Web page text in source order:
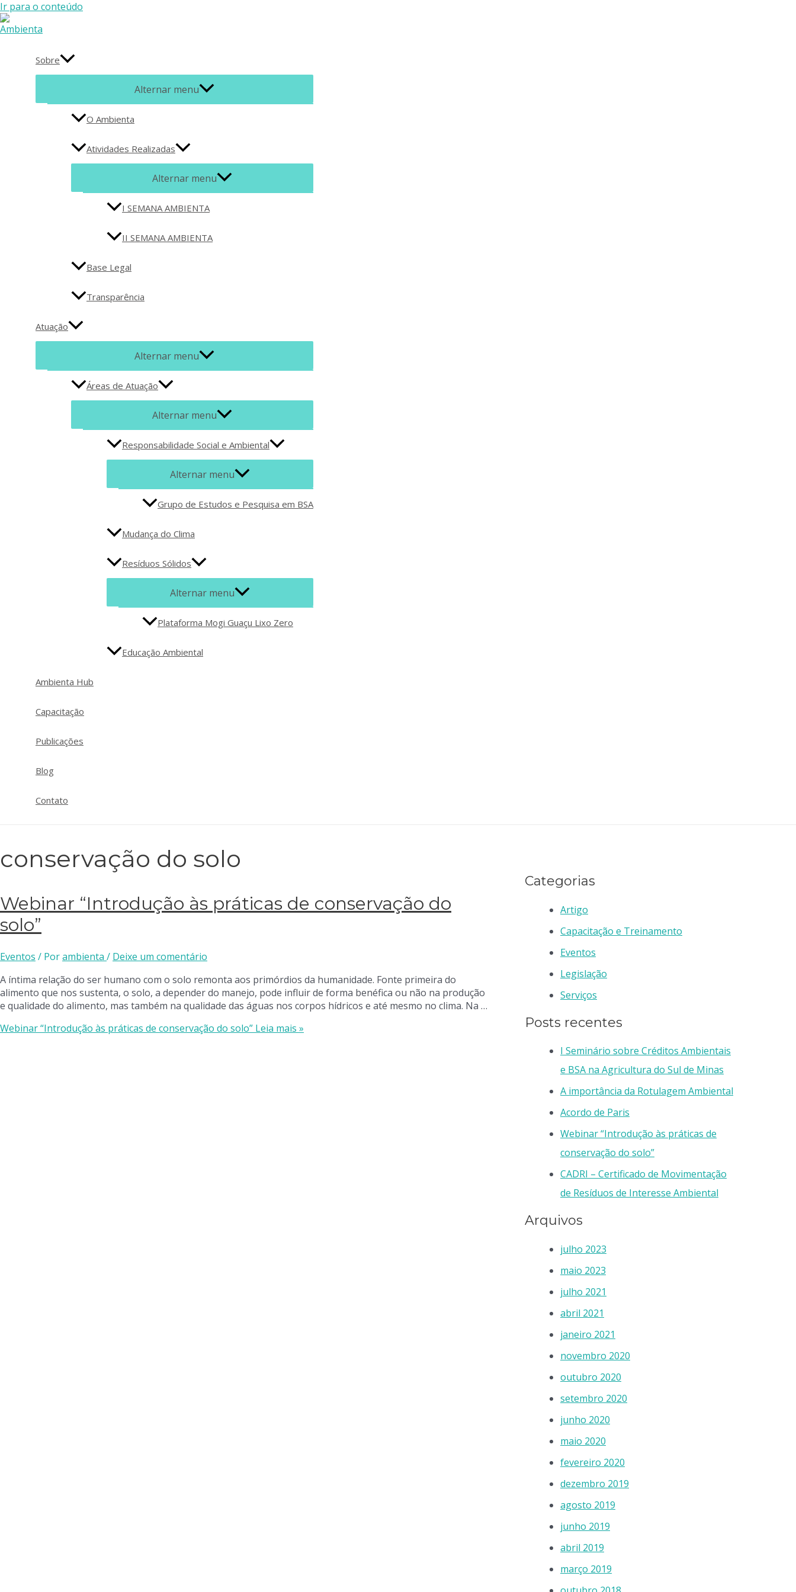
Ir para o conteúdo
Sobre
Alternar menu
O Ambienta
Atividades Realizadas
Alternar menu
I SEMANA AMBIENTA
II SEMANA AMBIENTA
Base Legal
Transparência
Atuação
Alternar menu
Áreas de Atuação
Alternar menu
Responsabilidade Social e Ambiental
Alternar menu
Grupo de Estudos e Pesquisa em BSA
Mudança do Clima
Resíduos Sólidos
Alternar menu
Plataforma Mogi Guaçu Lixo Zero
Educação Ambiental
Ambienta Hub
Capacitação
Publicações
Blog
Contato
conservação do solo
Webinar “Introdução às práticas de conservação do
solo”
Eventos / Porambienta / Deixe um comentário
A íntima relação do ser humano com o solo remonta aos primórdios da humanidade. Fonte primeira do
alimento que nos sustenta, o solo, a depender do manejo, pode influir de forma benéfica ou não na produção
e qualidade do alimento, mas também na qualidade das águas nos corpos hídricos e até mesmo no clima. Na …
Webinar “Introdução às práticas de conservação do solo” Leia mais »
Categorias
Artigo
Capacitação e Treinamento
Eventos
Legislação
Serviços
Posts recentes
I Seminário sobre Créditos Ambientais
e BSA na Agricultura do Sul de Minas
A importância da Rotulagem Ambiental
Acordo de Paris
Webinar “Introdução às práticas de
conservação do solo”
CADRI – Certificado de Movimentação
de Resíduos de Interesse Ambiental
Arquivos
julho 2023
maio 2023
julho 2021
abril 2021
janeiro 2021
novembro 2020
outubro 2020
setembro 2020
junho 2020
maio 2020
fevereiro 2020
dezembro 2019
agosto 2019
junho 2019
abril 2019
março 2019